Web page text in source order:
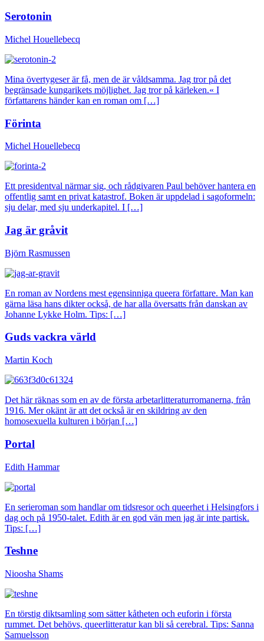
Serotonin
Michel Houellebecq
Mina övertygeser är få, men de är våldsamma. Jag tror på det
begränsade kungarikets möjlighet. Jag tror på kärleken.« I
författarens händer kan en roman om […]
Förinta
Michel Houellebecq
Ett presidentval närmar sig, och rådgivaren Paul behöver hantera en
offentlig samt en privat katastrof. Boken är uppdelad i sagoformeln:
sju delar, med sju underkapitel. I […]
Jag är gråvit
Björn Rasmussen
En roman av Nordens mest egensinniga queera författare. Man kan
gärna läsa hans dikter också, de har alla översatts från danskan av
Johanne Lykke Holm. Tips: […]
Guds vackra värld
Martin Koch
Det här räknas som en av de första arbetarlitteraturromanerna, från
1916. Mer okänt är att det också är en skildring av den
homosexuella kulturen i början […]
Portal
Edith Hammar
En serieroman som handlar om tidsresor och queerhet i Helsingfors i
dag och på 1950-talet. Edith är en god vän men jag är inte partisk.
Tips: […]
Teshne
Nioosha Shams
En törstig diktsamling som sätter kåtheten och euforin i första
rummet. Det behövs, queerlitteratur kan bli så cerebral. Tips: Sanna
Samuelsson